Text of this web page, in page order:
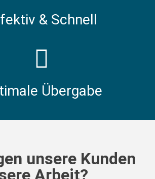
& Schnell
Übergabe
unsere Kunden
Arbeit?